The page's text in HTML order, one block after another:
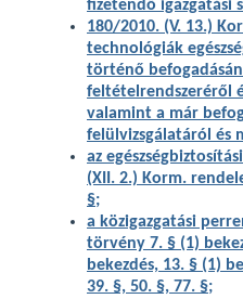
fizetendő igazgatási
180/2010. (V. 13.)
technológiák
történő
feltételrendszeréről
valamint a már
felülvizsgálatáról és
az
(XII. 2.) Korm.
§;
a közigazgatási
törvény 7. § (1)
bekezdés, 13. § (1)
39. §, 50. §, 77. §;